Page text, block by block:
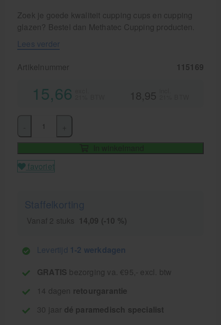
Zoek je goede kwaliteit cupping cups en cupping
glazen? Bestel dan Methatec Cupping producten.
Lees verder
Artikelnummer 115169
15,66 18,95
In winkelmand
favoriet
Staffelkorting
Vanaf 2 stuks 14,09 (-10 %)
Levertijd 1-2 werkdagen
GRATIS bezorging va. €95,- excl. btw
14 dagen retourgarantie
30 jaar dé paramedisch specialist